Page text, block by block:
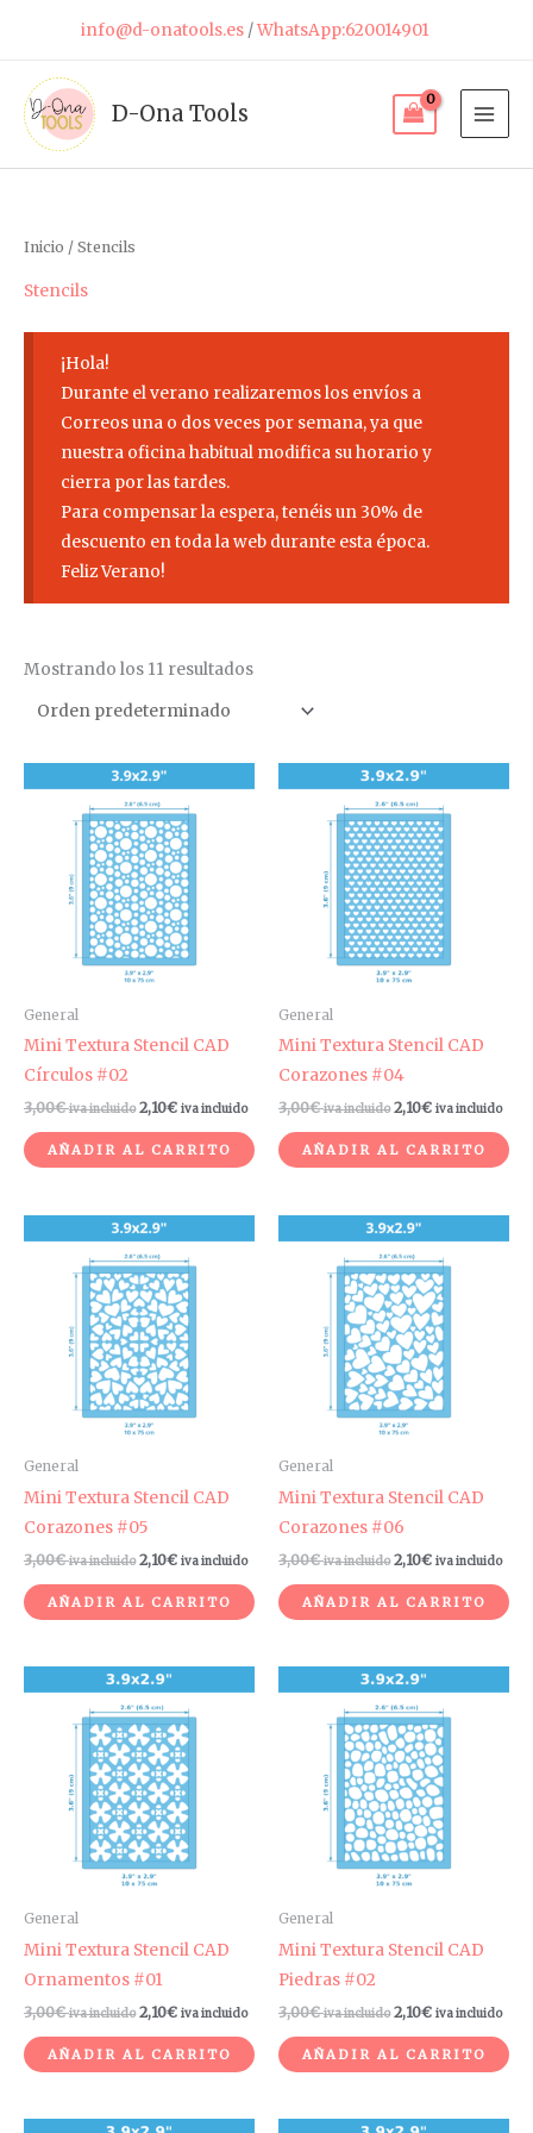
contenido
info@d-onatools.es/WhatsApp:620014901
D-Ona Tools
Inicio / Stencils
Stencils
¡Hola!
Durante el verano realizaremos los envíos a
Correos una o dos veces por semana, ya que
nuestra oficina habitual modifica su horario y
cierra por las tardes.
Para compensar la espera, tenéis un 30% de
descuento en toda la web durante esta época.
Feliz Verano!
Mostrando los 11 resultados
General
Mini Textura Stencil CAD
Círculos #02
3,00€ iva incluido 2,10€ iva incluido
AÑADIR AL CARRITO
General
Mini Textura Stencil CAD
Corazones #04
3,00€ iva incluido 2,10€ iva incluido
AÑADIR AL CARRITO
General
Mini Textura Stencil CAD
Corazones #05
3,00€ iva incluido 2,10€ iva incluido
AÑADIR AL CARRITO
General
Mini Textura Stencil CAD
Corazones #06
3,00€ iva incluido 2,10€ iva incluido
AÑADIR AL CARRITO
General
Mini Textura Stencil CAD
Ornamentos #01
3,00€ iva incluido 2,10€ iva incluido
AÑADIR AL CARRITO
General
Mini Textura Stencil CAD
Piedras #02
3,00€ iva incluido 2,10€ iva incluido
AÑADIR AL CARRITO